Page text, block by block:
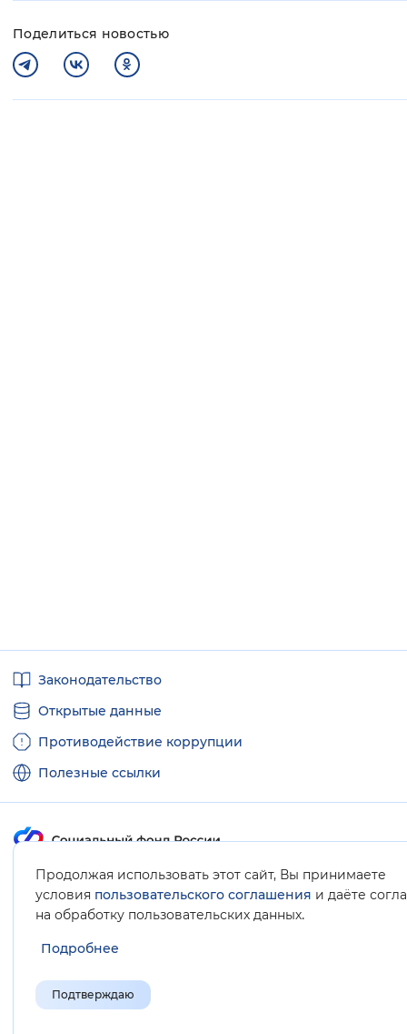
Поделиться новостью
Продолжая использовать этот сайт, Вы принимаете
условия пользовательского соглашения и даёте
на обработку пользовательских данных.
Подробнее
Подтверждаю
ссылкиЗаконодательство
Открытые данные
Противодействие коррупции
Полезные ссылки
Карта сайта
© Социальный фонд России, 2008-2026